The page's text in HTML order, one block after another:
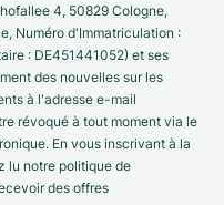
4, 50829 Cologne,
Numéro d'Immatriculation :
: DE451441052) et ses
des nouvelles sur les
à l'adresse e-mail
révoqué à tout moment via le
En vous inscrivant à la
lu notre politique de
des offres